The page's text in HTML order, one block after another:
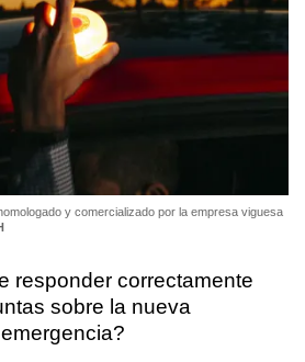
y comercializado por la empresa viguesa
responder correctamente
sobre la nueva